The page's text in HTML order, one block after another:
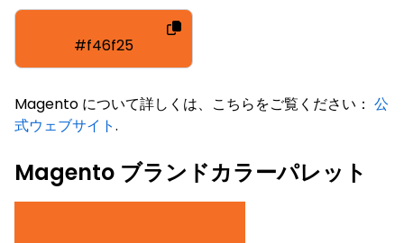
#f46f25
Magento について詳しくは、こちらをご覧ください： 公
式ウェブサイト.
Magento ブランドカラーパレット